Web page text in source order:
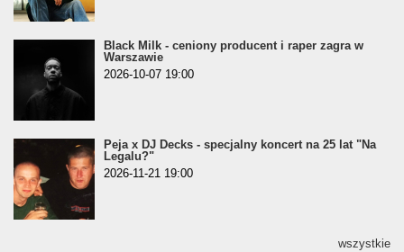
Black Milk - ceniony producent i raper zagra w
Warszawie
2026-10-07 19:00
Peja x DJ Decks - specjalny koncert na 25 lat "Na
Legalu?"
2026-11-21 19:00
wszystkie